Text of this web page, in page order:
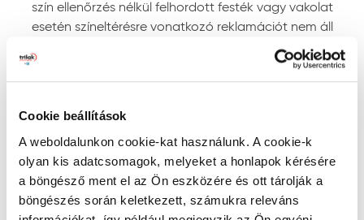
Cookie beállítások
A weboldalunkon cookie-kat használunk. A cookie-k
olyan kis adatcsomagok, melyeket a honlapok kérésére
a böngésző ment el az Ön eszközére és ott tárolják a
böngészés során keletkezett, számukra releváns
a felhasználót az adott festendő felület vizsgálatától.
Gépi színkeverés: a színkeverőgép a kiválasztott
alkalmazzon „nem fényálló” jelzéssel ellátott színt
kifakulhatnak.
A gépi színkeverés pontosságának megítélésére
megfelelő színmérő berendezés alkalmas, mivel a
szemünkkel látott színt sok tényező (a referencia
szín ellenőrzés nélkül felhordott festék vagy vakolat
esetén színeltérésre vonatkozó reklamációt nem áll
Szín keresése kód szerint
RAL, NCS, és PPG Voice of Color színskálákban történő
alábbiak szerint:
- RAL kód: a RAL szó után szóközzel írjon be 4
számkaraktert (pl. RAL 7001)
- NCS kód: az S betű után szóközzel írjon be 4